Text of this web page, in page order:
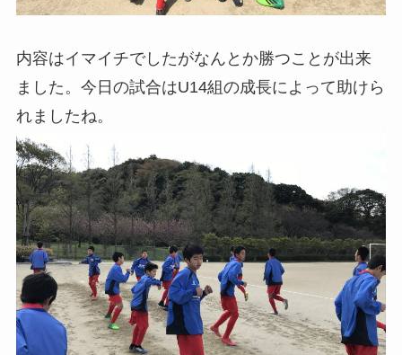
内容はイマイチでしたがなんとか勝つことが出来
ました。今日の試合はU14組の成長によって助けら
れましたね。